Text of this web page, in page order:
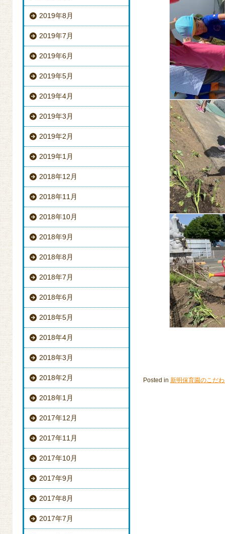
2019年8月
2019年7月
2019年6月
2019年5月
2019年4月
2019年3月
2019年2月
2019年1月
2018年12月
2018年11月
2018年10月
2018年9月
2018年8月
2018年7月
2018年6月
2018年5月
2018年4月
2018年3月
2018年2月
2018年1月
2017年12月
2017年11月
2017年10月
2017年9月
2017年8月
2017年7月
Posted in 新明保育園のこだ